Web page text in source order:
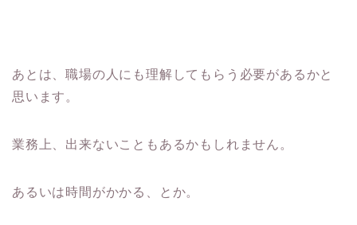
あとは、職場の人にも理解してもらう必要があるかと
思います。
業務上、出来ないこともあるかもしれません。
あるいは時間がかかる、とか。